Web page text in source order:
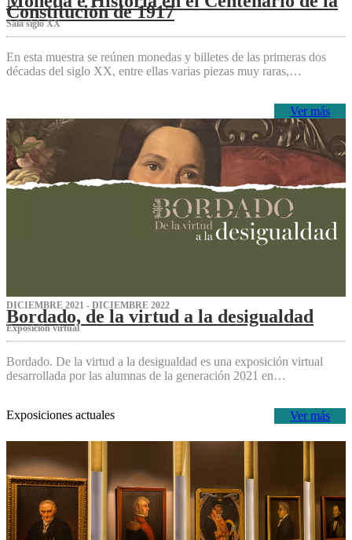
Constitución de 1917
Sala siglo XX
En esta muestra se reúnen monedas y billetes de las primeras dos
décadas del siglo XX, entre ellas varias piezas muy raras,…
Ver más
DICIEMBRE 2021 - DICIEMBRE 2022
Bordado, de la virtud a la desigualdad
Exposición virtual‌
Bordado. De la virtud a la desigualdad es una exposición virtual
desarrollada por las alumnas de la generación 2021 en…
Ver más
Exposiciones actuales